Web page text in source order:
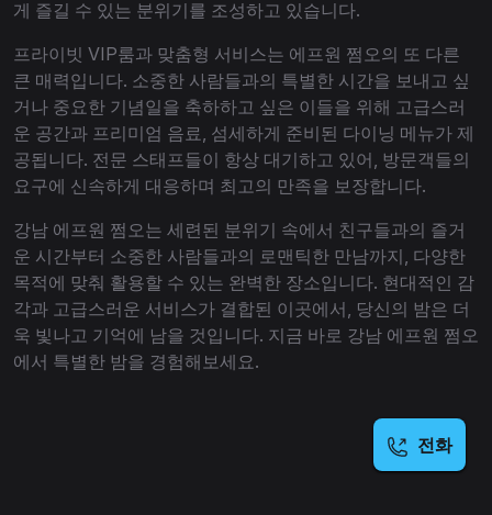
게 즐길 수 있는 분위기를 조성하고 있습니다.
프라이빗 VIP룸과 맞춤형 서비스는 에프원 쩜오의 또 다른
큰 매력입니다. 소중한 사람들과의 특별한 시간을 보내고 싶
거나 중요한 기념일을 축하하고 싶은 이들을 위해 고급스러
운 공간과 프리미엄 음료, 섬세하게 준비된 다이닝 메뉴가 제
공됩니다. 전문 스태프들이 항상 대기하고 있어, 방문객들의
요구에 신속하게 대응하며 최고의 만족을 보장합니다.
강남 에프원 쩜오는 세련된 분위기 속에서 친구들과의 즐거
운 시간부터 소중한 사람들과의 로맨틱한 만남까지, 다양한
목적에 맞춰 활용할 수 있는 완벽한 장소입니다. 현대적인 감
각과 고급스러운 서비스가 결합된 이곳에서, 당신의 밤은 더
욱 빛나고 기억에 남을 것입니다. 지금 바로 강남 에프원 쩜오
에서 특별한 밤을 경험해보세요.
전화